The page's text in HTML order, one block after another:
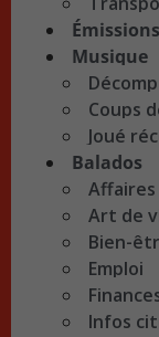
Émissions
Musique
Coups
Joué
Balados
Affaires
Art de
Bien-
Emploi
Infos